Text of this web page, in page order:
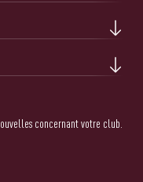
concernant votre club.